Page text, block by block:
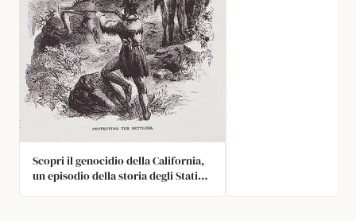
Scopri il genocidio della California,
un episodio della storia degli Stati